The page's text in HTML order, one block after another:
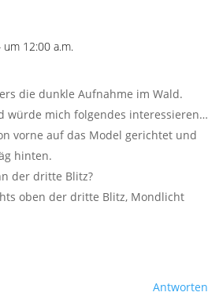
um 12:00 a.m.
die dunkle Aufnahme im Wald.
würde mich folgendes interessieren…
vorne auf das Model gerichtet und
hinten.
der dritte Blitz?
oben der dritte Blitz, Mondlicht
Antworten